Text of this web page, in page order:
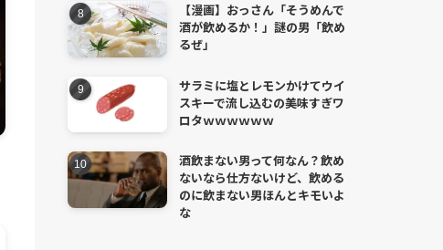
【漫画】おっさん「そうめんで
酒が飲めるか！」謎の男「飲め
るぜ」
サラミに塩とレモンかけてウイ
スキーで流し込むの美味すぎワ
ロタｗｗｗｗｗｗ
酒飲まない男って何なん？飲め
ないなら仕方ないけど、飲める
のに飲まない男ほんとキモいよ
な